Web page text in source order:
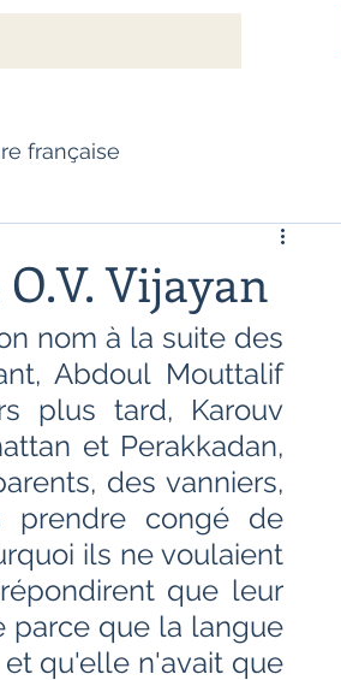
française
indiennes
hindi
Littérature pendjabi
Vijayan
nom à la suite des
Abdoul Mouttalif
plus tard, Karouv
et Perakkadan,
des vanniers,
prendre congé de
ils ne voulaient
que leur
parce que la langue
qu'elle n'avait que